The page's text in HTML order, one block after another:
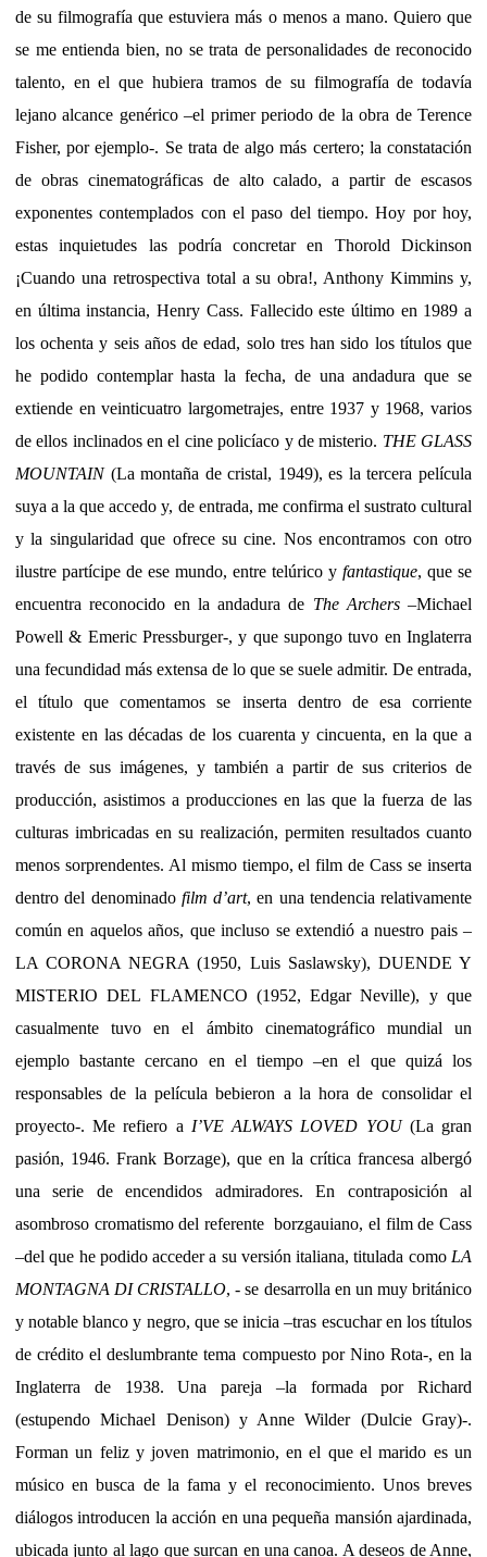
de su filmografía que estuviera más o menos a mano. Quiero que
se me entienda bien, no se trata de personalidades de reconocido
talento, en el que hubiera tramos de su filmografía de todavía
lejano alcance genérico –el primer periodo de la obra de Terence
Fisher, por ejemplo-. Se trata de algo más certero; la constatación
de obras cinematográficas de alto calado, a partir de escasos
exponentes contemplados con el paso del tiempo. Hoy por hoy,
estas inquietudes las podría concretar en Thorold Dickinson
¡Cuando una retrospectiva total a su obra!, Anthony Kimmins y,
en última instancia, Henry Cass. Fallecido este último en 1989 a
los ochenta y seis años de edad, solo tres han sido los títulos que
he podido contemplar hasta la fecha, de una andadura que se
extiende en veinticuatro largometrajes, entre 1937 y 1968, varios
de ellos inclinados en el cine policíaco y de misterio. THE GLASS
MOUNTAIN(La montaña de cristal, 1949), es la tercera película
suya a la que accedo y, de entrada, me confirma el sustrato cultural
y la singularidad que ofrece su cine. Nos encontramos con otro
ilustre partícipe de ese mundo, entre telúrico y fantastique, que se
encuentra reconocido en la andadura de The Archers–Michael
Powell & Emeric Pressburger-, y que supongo tuvo en Inglaterra
una fecundidad más extensa de lo que se suele admitir. De entrada,
el título que comentamos se inserta dentro de esa corriente
existente en las décadas de los cuarenta y cincuenta, en la que a
través de sus imágenes, y también a partir de sus criterios de
producción, asistimos a producciones en las que la fuerza de las
culturas imbricadas en su realización, permiten resultados cuanto
menos sorprendentes. Al mismo tiempo, el film de Cass se inserta
dentro del denominado film d’art, en una tendencia relativamente
común en aquelos años, que incluso se extendió a nuestro pais –
LA CORONA NEGRA (1950, Luis Saslawsky), DUENDE Y
MISTERIO DEL FLAMENCO (1952, Edgar Neville), y que
casualmente tuvo en el ámbito cinematográfico mundial un
ejemplo bastante cercano en el tiempo –en el que quizá los
responsables de la película bebieron a la hora de consolidar el
proyecto-. Me refiero a I’VE ALWAYS LOVED YOU(La gran
pasión, 1946. Frank Borzage), que en la crítica francesa albergó
una serie de encendidos admiradores. En contraposición al
asombroso cromatismo del referente borzgauiano, el film de Cass
–del que he podido acceder a su versión italiana, titulada como LA
MONTAGNA DI CRISTALLO, - se desarrolla en un muy británico
y notable blanco y negro, que se inicia –tras escuchar en los títulos
de crédito el deslumbrante tema compuesto por Nino Rota-, en la
Inglaterra de 1938. Una pareja –la formada por Richard
(estupendo Michael Denison) y Anne Wilder (Dulcie Gray)-.
Forman un feliz y joven matrimonio, en el que el marido es un
músico en busca de la fama y el reconocimiento. Unos breves
diálogos introducen la acción en una pequeña mansión ajardinada,
ubicada junto al lago que surcan en una canoa. A deseos de Anne,